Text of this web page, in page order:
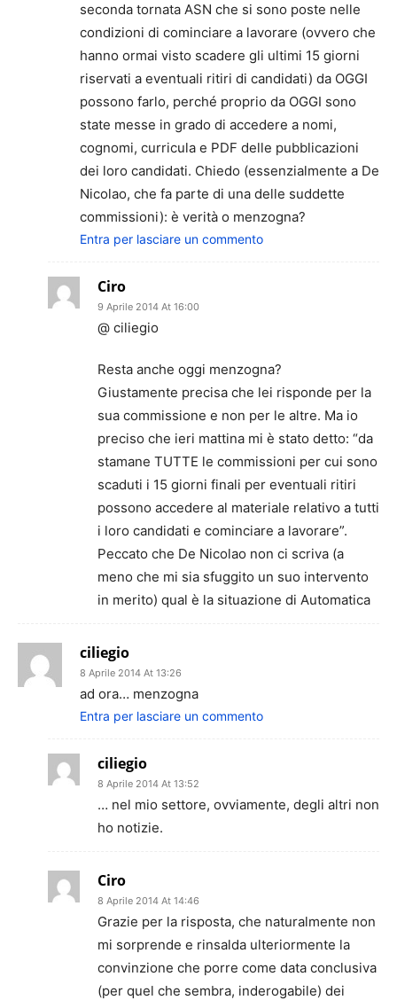
seconda tornata ASN che si sono poste nelle
condizioni di cominciare a lavorare (ovvero che
hanno ormai visto scadere gli ultimi 15 giorni
riservati a eventuali ritiri di candidati) da OGGI
possono farlo, perché proprio da OGGI sono
state messe in grado di accedere a nomi,
cognomi, curricula e PDF delle pubblicazioni
dei loro candidati. Chiedo (essenzialmente a De
Nicolao, che fa parte di una delle suddette
commissioni): è verità o menzogna?
Entra per lasciare un commento
Ciro
9 Aprile 2014 At 16:00
@ ciliegio
Resta anche oggi menzogna?
Giustamente precisa che lei risponde per la
sua commissione e non per le altre. Ma io
preciso che ieri mattina mi è stato detto: “da
stamane TUTTE le commissioni per cui sono
scaduti i 15 giorni finali per eventuali ritiri
possono accedere al materiale relativo a tutti
i loro candidati e cominciare a lavorare”.
Peccato che De Nicolao non ci scriva (a
meno che mi sia sfuggito un suo intervento
in merito) qual è la situazione di Automatica
ciliegio
8 Aprile 2014 At 13:26
ad ora… menzogna
Entra per lasciare un commento
ciliegio
8 Aprile 2014 At 13:52
… nel mio settore, ovviamente, degli altri non
ho notizie.
Ciro
8 Aprile 2014 At 14:46
Grazie per la risposta, che naturalmente non
mi sorprende e rinsalda ulteriormente la
convinzione che porre come data conclusiva
(per quel che sembra, inderogabile) dei